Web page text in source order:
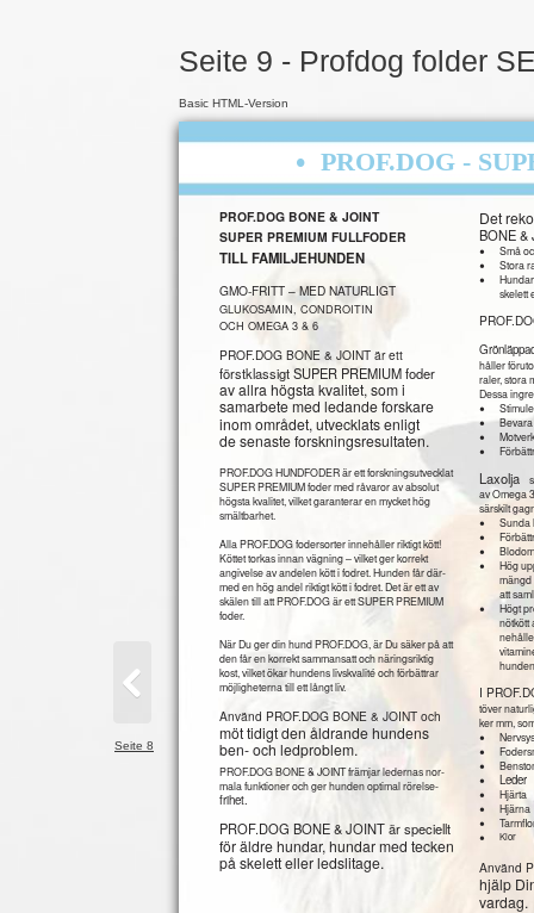
Seite 9 - Profdog folder
Basic HTML-Version
• PROF.DOG -
PROF.DOG BONE & JOINT
SUPER PREMIUM FULLFODER
TILL FAMILJEHUNDEN
GMO-FRITT – MED NATURLIGT
GLUKOSAMIN, CONDROITIN
OCH OMEGA 3 & 6
PROF.DOG BONE & JOINT är ett
förstklassigt SUPER PREMIUM foder
av allra högsta kvalitet, som i
samarbete med ledande forskare
inom området, utvecklats enligt
de senaste forskningsresultaten.
PROF.DOG HUNDFODER är ett forskningsutvecklat
SUPER PREMIUM foder med råvaror av absolut
högsta kvalitet, vilket garanterar en mycket hög
smältbarhet.
Alla PROF.DOG fodersorter innehåller riktigt kött!
Köttet torkas innan vägning – vilket ger korrekt
angivelse av andelen kött i fodret. Hunden får där-
med en hög andel riktigt kött i fodret. Det är ett av
skälen till att PROF.DOG är ett SUPER PREMIUM
foder.
När Du ger din hund PROF.DOG, är Du säker på att
den får en korrekt sammansatt och näringsriktig
kost, vilket ökar hundens livskvalité och förbättrar
möjligheterna till ett långt liv.
Använd PROF.DOG BONE & JOINT och
möt tidigt den åldrande hundens
ben- och ledproblem.
PROF.DOG BONE & JOINT främjar ledernas nor-
mala funktioner och ger hunden optimal rörelse-
frihet.
PROF.DOG BONE & JOINT är speciellt
för äldre hundar, hundar med tecken
på skelett eller ledslitage.
Det
BONE &
• Små
• Stora
•
skelett
håller
raler, stora
Dessa
•
• Bevara
•
•
Laxolja
av Omega
särskilt
• Sunda
•
•
•
Hög
mängd
att
•
Högt
nötkött
I
töver
ker mm,
•
•
•
• Leder
• Hjärta
• Hjärna
•
• Klor
Använd
hjälp
vardag.
Seite 8